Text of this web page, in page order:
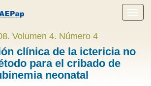
menú
Volumen 4. Número 4
clínica de la ictericia no
para el cribado de
neonatal